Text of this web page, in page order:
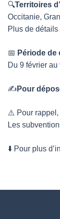
🔍Territoires
Occitanie,
Plus de détails
📅 Période de
Du 9 février
✍ Pour
⚠️ Pour rappel,
Les
⬇️ Pour plus